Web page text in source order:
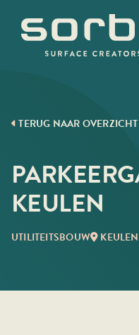
naar
inhoud
TERUG NAAR OVERZICHT
KEULEN
UTILITEITSBOUW KEULEN